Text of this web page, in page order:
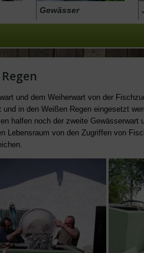
Gewässer
und dem Weiherwart von der
in den Weißen Regen eingesetzt
halfen noch der zweite Gewässerwart
Lebensraum von den Zugriffen von